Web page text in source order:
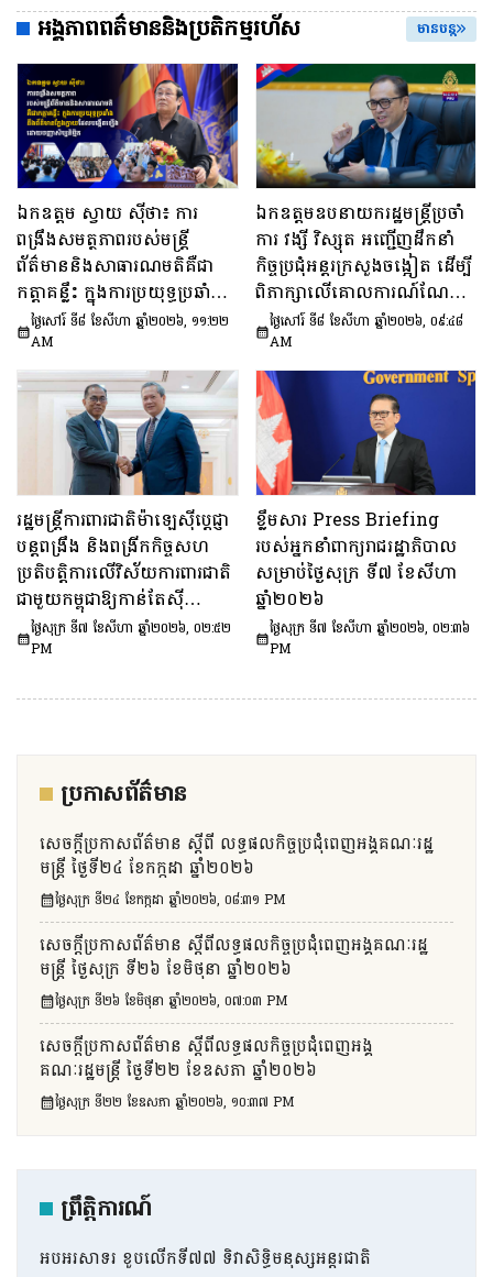
ព្រាង​គំរូ​របាយការណ៍​សង្ខេប​ស្ដីពី​
វឌ្ឍនភាព​និងសមិទ្ធផល​សំខាន់ៗ​
របស់​រាជរដ្ឋាភិបាល​នៃ​
ព្រះរាជាណាចក្រកម្ពុជា។
អង្គភាពពត៌មាននិងប្រតិកម្មរហ័ស មានបន្ត
ឯកឧត្តម ស្វាយ ស៊ីថា៖ ការ
ពង្រឹងសមត្ថភាពរបស់មន្ត្រី
ព័ត៌មាននិងសាធារណមតិគឺជា
កត្តាគន្លឹះ ក្នុងការប្រយុទ្ធប្រឆាំង
នឹងព័ត៌មានក្លែងក្លាយដែលបង្កើត
ឡើងដោយបញ្ញាសិប្បនិម្មិត
ថ្ងៃសៅរ៍ ទី៨ ខែសីហា ឆ្នាំ២០២៦, ១១:២២
AM
ឯកឧត្តមឧបនាយករដ្ឋមន្រ្តីប្រចាំ
ការ វង្សី វិស្សុត អញ្ជើញដឹកនាំ
កិច្ចប្រជុំអន្តរក្រសួងចង្អៀត ដើម្បី
ពិភាក្សាលើគោលការណ៍​ណែនាំ
ស្តីពីការរៀបចំប្រកាស ប្រកាស
អន្តរក្រសួង និងប្រកាសរួម របស់
ក្រសួង ស្ថាប័ន
ថ្ងៃសៅរ៍ ទី៨ ខែសីហា ឆ្នាំ២០២៦, ០៩:៤៨
AM
រដ្ឋមន្ត្រីការពារជាតិម៉ាឡេស៊ីប្ដេជ្ញា
បន្តពង្រឹង និងពង្រីកកិច្ចសហ
ប្រតិបត្តិការលើវិស័យការពារជាតិ
ជាមួយកម្ពុជាឱ្យកាន់តែស៊ី
ជម្រៅថែមទៀត
ថ្ងៃសុក្រ ទី៧ ខែសីហា ឆ្នាំ២០២៦, ០២:៥២
PM
ខ្លឹមសារ Press Briefing
របស់អ្នកនាំពាក្យរាជរដ្ឋាភិបាល
សម្រាប់ថ្ងៃសុក្រ ទី៧ ខែសីហា
ឆ្នាំ២០២៦
ថ្ងៃសុក្រ ទី៧ ខែសីហា ឆ្នាំ២០២៦, ០២:៣៦
PM
ប្រកាសព័ត៌មាន
សេចក្តីប្រកាសព័ត៌មាន ស្តីពី លទ្ធផលកិច្ចប្រជុំពេញអង្គគណៈរដ្ឋ
មន្ត្រី ថ្ងៃទី២៤ ខែកក្កដា ឆ្នាំ២០២៦
ថ្ងៃសុក្រ ទី២៤ ខែកក្កដា ឆ្នាំ២០២៦, ០៨:៣១ PM
សេចក្តីប្រកាសព័ត៌មាន ស្តីពីលទ្ធផលកិច្ចប្រជុំពេញអង្គគណៈរដ្ឋ
មន្ត្រី ថ្ងៃសុក្រ ទី២៦ ខែមិថុនា ឆ្នាំ២០២៦
ថ្ងៃសុក្រ ទី២៦ ខែមិថុនា ឆ្នាំ២០២៦, ០៧:០៣ PM
សេចក្តីប្រកាសព័ត៌មាន ស្តីពីលទ្ធផលកិច្ចប្រជុំពេញអង្គ
គណៈរដ្ឋមន្រ្តី ថ្ងៃទី២២ ខែឧសភា ឆ្នាំ២០២៦
ថ្ងៃសុក្រ ទី២២ ខែឧសភា ឆ្នាំ២០២៦, ១០:៣៧ PM
ព្រឹត្តិការណ៍
អបអរសាទរ ខួបលើកទី៧៧ ទិវាសិទ្ធិមនុស្សអន្តរជាតិ